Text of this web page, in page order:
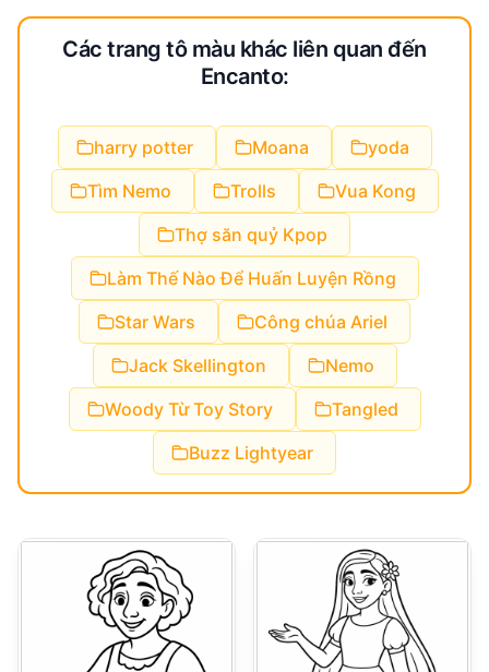
Các trang tô màu khác liên quan đến
Encanto:
harry potter Moana
yoda
Tìm Nemo
Trolls
Vua Kong
Thợ săn quỷ Kpop
Làm Thế Nào Để Huấn Luyện Rồng
Star Wars
Công chúa Ariel
Jack Skellington
Nemo
Woody Từ Toy Story
Tangled
Buzz Lightyear